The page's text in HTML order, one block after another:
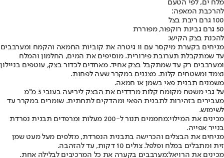
מלח ים, לפי הטעם
להרכבת המאפה:
100 גרם ריבת בצל
50 גרם גבינת רוקפור, מפוררת
להכנת בצק הקיש:
מניחים בקערת מיקסר עם וו גיטרה את קוביות החמאה והקמח ומערבבים
עד שמתקבלת תערובת פירורית. מוסיפים את המים, החלמון והמלח
ומערבבים רק עד שמתקבל בצק אחיד. מאחדים לכדור בצק, עוטפים בניילון
נצמד ומשטחים קלות. מצננים במקרר שעה לפחות.
משמנים תבנית פאי בשמן או חמאה.
על גבי משטח מקומח קלות מרדדים את הבצק ליריעה בעובי 3 מ"מ
מעבירים בזהירות לתבנית הפאי ומהדקים לתחתית. שומרים במקרר עד
לשימוש.
מכינים את המילוי:
מחממים תנור ל-200 מעלות ומרפדים תבנית נפרדת
בנייר אפייה.
מניחים את הבצלים והכרישה בתבנית הנפרדת, מזלפים מעל מעט שמן
זית ומתבלים במלח ופלפל. צולים 10 דקות, עד להזהבה.
מכינים את הרויאל:מערבבים בקערה את כל המרכיבים לבלילה אחת.